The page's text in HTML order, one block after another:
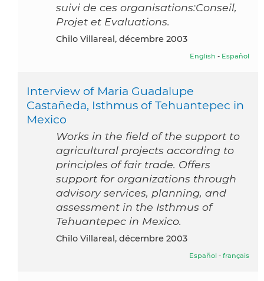
suivi de ces organisations:Conseil,
Projet et Evaluations.
Chilo Villareal, décembre 2003
English - Español
Interview of Maria Guadalupe
Castañeda, Isthmus of Tehuantepec in
Mexico
Works in the field of the support to
agricultural projects according to
principles of fair trade. Offers
support for organizations through
advisory services, planning, and
assessment in the Isthmus of
Tehuantepec in Mexico.
Chilo Villareal, décembre 2003
Español - français